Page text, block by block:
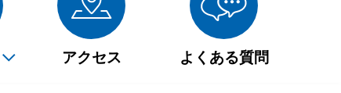
アクセス よくある質問